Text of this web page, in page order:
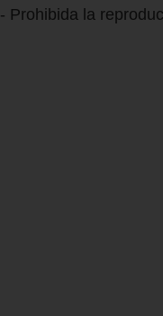
- Prohibida la